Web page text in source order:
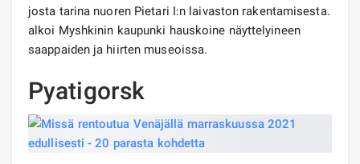
josta tarina nuoren Pietari I:n laivaston rakentamisesta.
alkoi Myshkinin kaupunki hauskoine näyttelyineen
saappaiden ja hiirten museoissa.
Pyatigorsk